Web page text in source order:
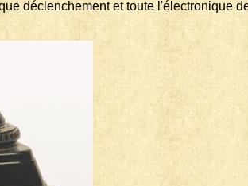
déclenchement et toute l'électronique